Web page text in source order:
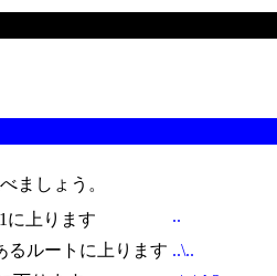
ましょう。
に上ります
..
るルートに上ります ..\..